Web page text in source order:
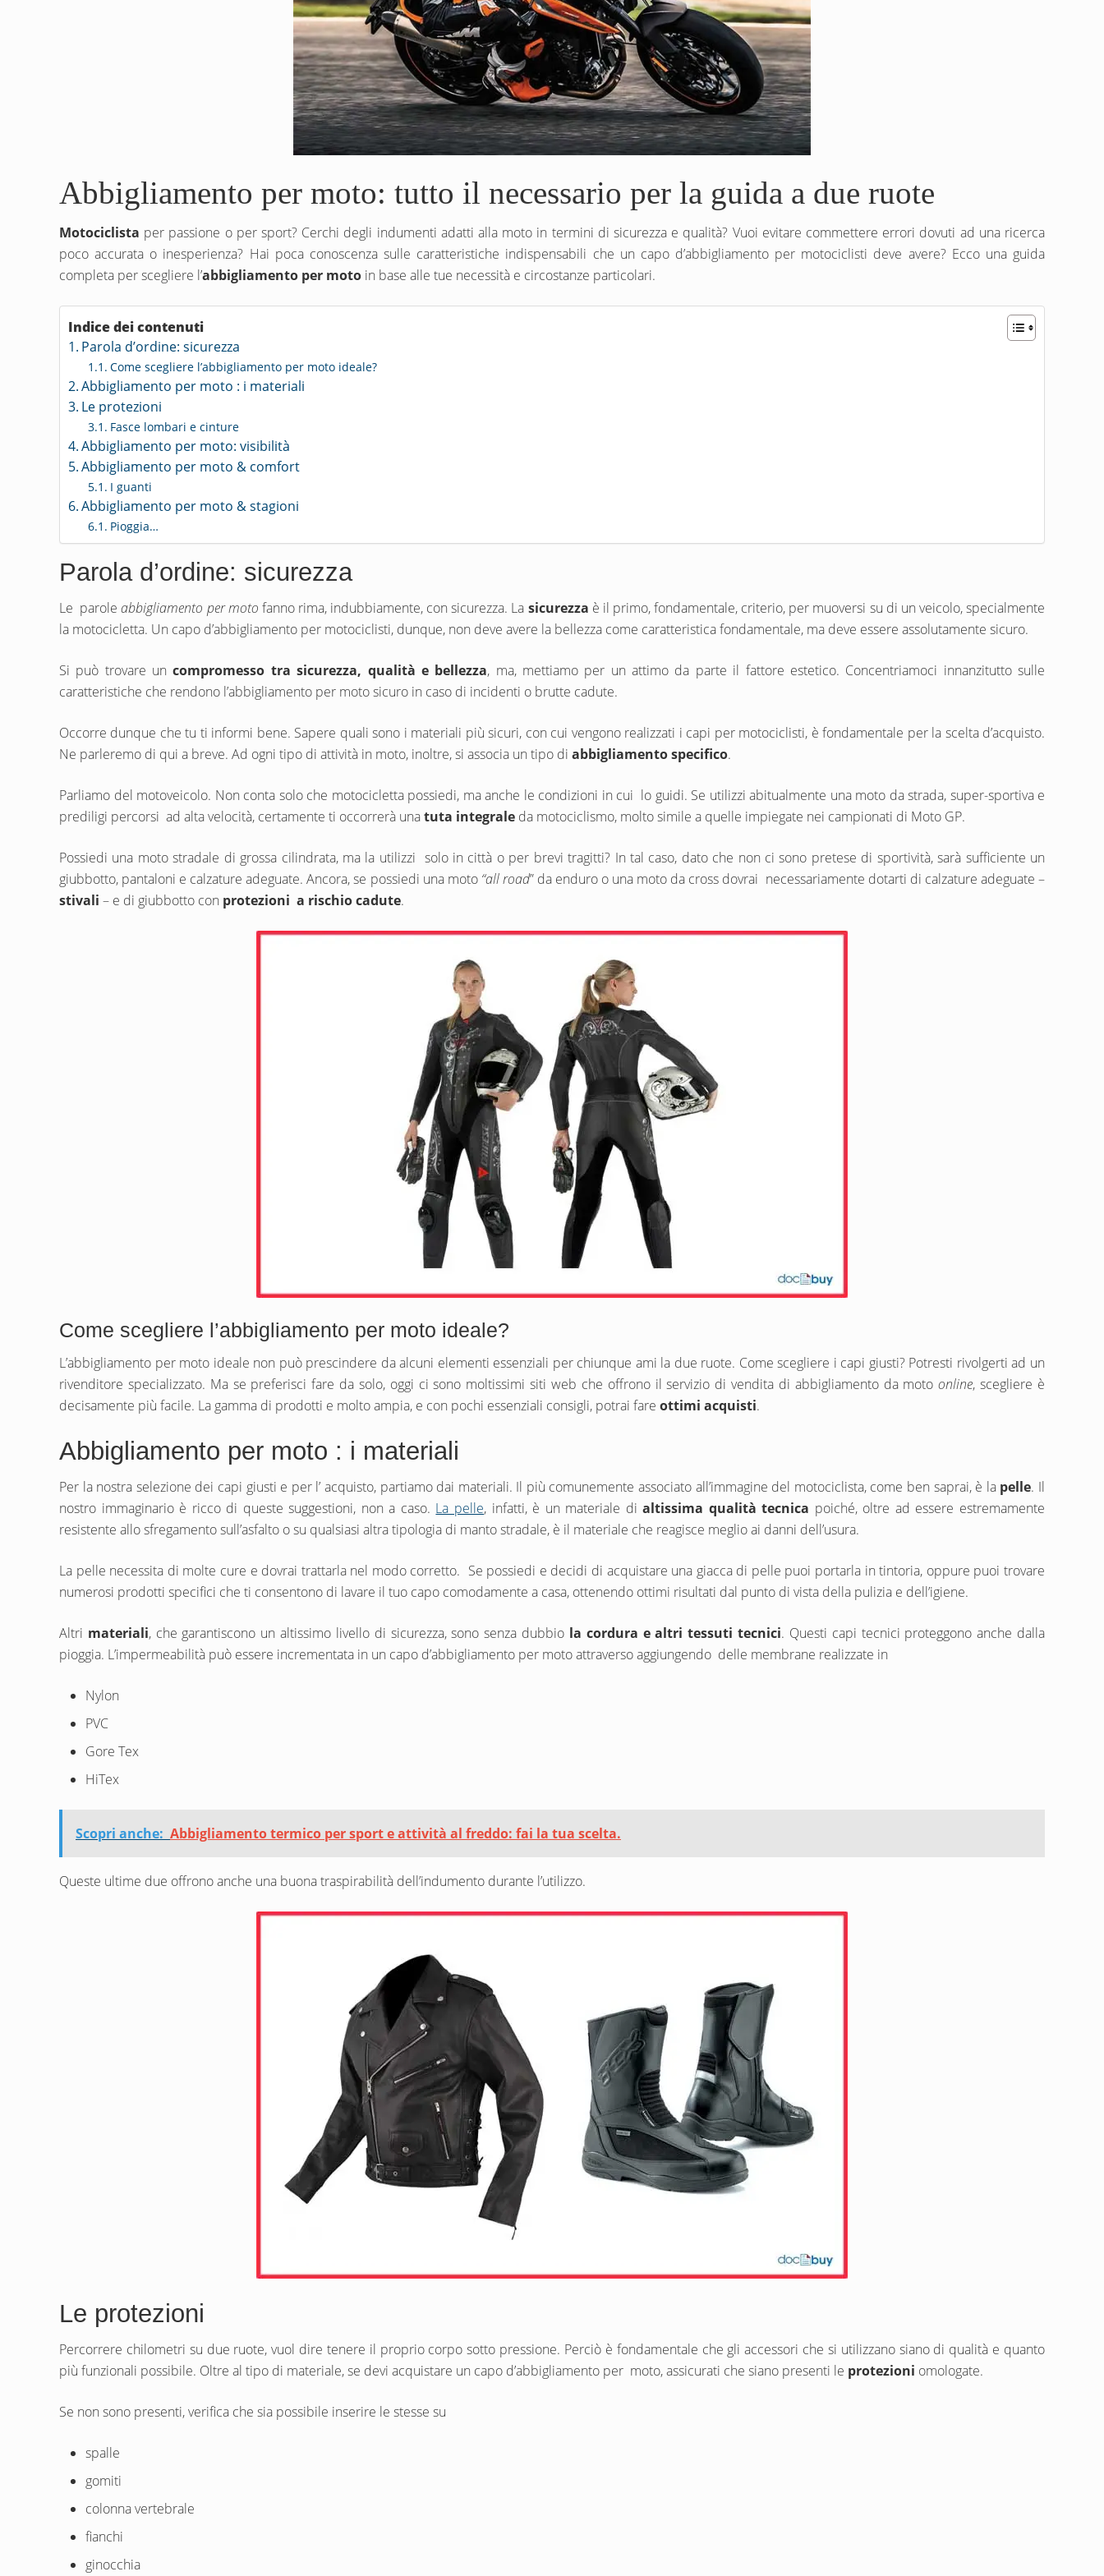
Abbigliamento per moto: tutto il necessario per la guida a due ruote
Motociclista per passione o per sport? Cerchi degli indumenti adatti alla moto in termini di sicurezza e qualità? Vuoi evitare commettere errori dovuti ad una ricerca
poco accurata o inesperienza? Hai poca conoscenza sulle caratteristiche indispensabili che un capo d’abbigliamento per motociclisti deve avere? Ecco una guida
completa per scegliere l’abbigliamento per moto in base alle tue necessità e circostanze particolari.
Indice dei contenuti
Parola d’ordine: sicurezza
Come scegliere l’abbigliamento per moto ideale?
Abbigliamento per moto : i materiali
Le protezioni
Fasce lombari e cinture
Abbigliamento per moto: visibilità
Abbigliamento per moto & comfort
I guanti
Abbigliamento per moto & stagioni
Pioggia…
Parola d’ordine: sicurezza
Le paroleabbigliamento per moto fanno rima, indubbiamente, con sicurezza. La sicurezza è il primo, fondamentale, criterio, per muoversi su di un veicolo, specialmente
la motocicletta. Un capo d’abbigliamento per motociclisti, dunque, non deve avere la bellezza come caratteristica fondamentale, ma deve essere assolutamente sicuro.
Si può trovare uncompromesso tra sicurezza, qualità e bellezza, ma, mettiamo per un attimo da parte il fattore estetico. Concentriamoci innanzitutto sulle
caratteristiche che rendono l’abbigliamento per moto sicuro in caso di incidenti o brutte cadute.
Occorre dunque che tu ti informi bene. Sapere quali sono i materiali più sicuri, con cui vengono realizzati i capi per motociclisti, è fondamentale per la scelta d’acquisto.
Ne parleremo di qui a breve. Ad ogni tipo di attività in moto, inoltre, si associa un tipo di abbigliamento specifico.
Parliamo del motoveicolo. Non conta solo che motocicletta possiedi, ma anche le condizioni in cui lo guidi. Se utilizzi abitualmente una moto da strada, super-sportiva e
prediligi percorsi ad alta velocità, certamente ti occorrerà unatuta integrale da motociclismo, molto simile a quelle impiegate nei campionati di Moto GP.
Possiedi una moto stradale di grossa cilindrata, ma la utilizzi solo in città o per brevi tragitti? In tal caso, dato che non ci sono pretese di sportività, sarà sufficiente un
giubbotto, pantaloni e calzature adeguate. Ancora, se possiedi una moto “all road” da enduro o una moto da cross dovrai necessariamente dotarti di calzature adeguate –
stivali – e di giubbotto con protezioni a rischio cadute.
Come scegliere l’abbigliamento per moto ideale?
L’abbigliamento per moto ideale non può prescindere da alcuni elementi essenziali per chiunque ami la due ruote. Come scegliere i capi giusti? Potresti rivolgerti ad un
rivenditore specializzato. Ma se preferisci fare da solo, oggi ci sono moltissimi siti web che offrono il servizio di vendita di abbigliamento da motoonline, scegliere è
decisamente più facile. La gamma di prodotti e molto ampia, e con pochi essenziali consigli, potrai fare ottimi acquisti.
Abbigliamento per moto : i materiali
Per la nostra selezione dei capi giusti e per l’ acquisto, partiamo dai materiali. Il più comunemente associato all’immagine del motociclista, come ben saprai, è la pelle. Il
nostro immaginario è ricco di queste suggestioni, non a caso. La pelle, infatti, è un materiale dialtissima qualità tecnica poiché, oltre ad essere estremamente
resistente allo sfregamento sull’asfalto o su qualsiasi altra tipologia di manto stradale, è il materiale che reagisce meglio ai danni dell’usura.
La pelle necessita di molte cure e dovrai trattarla nel modo corretto. Se possiedi e decidi di acquistare una giacca di pelle puoi portarla in tintoria, oppure puoi trovare
numerosi prodotti specifici che ti consentono di lavare il tuo capo comodamente a casa, ottenendo ottimi risultati dal punto di vista della pulizia e dell’igiene.
Altri materiali, che garantiscono un altissimo livello di sicurezza, sono senza dubbio la cordura e altri tessuti tecnici. Questi capi tecnici proteggono anche dalla
pioggia. L’impermeabilità può essere incrementata in un capo d’abbigliamento per moto attraverso aggiungendo delle membrane realizzate in
Nylon
PVC
Gore Tex
HiTex
Scopri anche: Abbigliamento termico per sport e attività al freddo: fai la tua scelta.
Queste ultime due offrono anche una buona traspirabilità dell’indumento durante l’utilizzo.
Le protezioni
Percorrere chilometri su due ruote, vuol dire tenere il proprio corpo sotto pressione. Perciò è fondamentale che gli accessori che si utilizzano siano di qualità e quanto
più funzionali possibile. Oltre al tipo di materiale, se devi acquistare un capo d’abbigliamento per moto, assicurati che siano presenti le protezioni omologate.
Se non sono presenti, verifica che sia possibile inserire le stesse su
spalle
gomiti
colonna vertebrale
fianchi
ginocchia